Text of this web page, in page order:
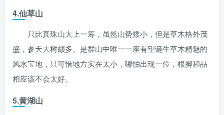
4.仙草山
只比真珠山大上一筹，虽然山势矮小，但是草木格外茂
盛，参天大树颇多。是群山中唯一一座有望诞生草木精魅的
风水宝地，只可惜地方实在太小，哪怕出现一位，根脚和品
相应该不会太好。
5.黄湖山